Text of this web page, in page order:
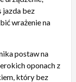
jazda bez
wrażenie na
postaw na
oponach z
który bez